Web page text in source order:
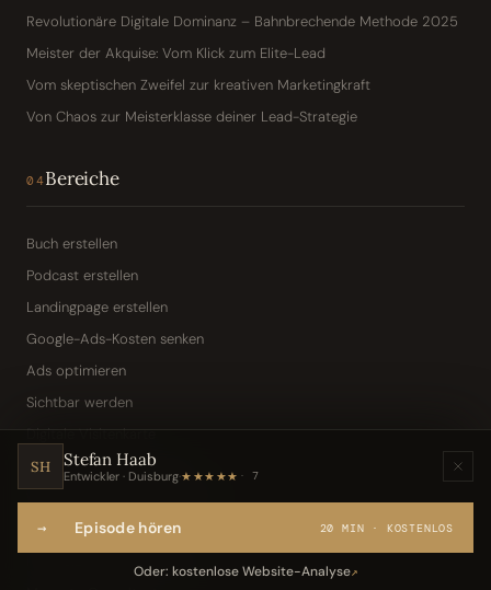
Revolutionäre Digitale Dominanz – Bahnbrechende Methode 2025
Meister der Akquise: Vom Klick zum Elite-Lead
Vom skeptischen Zweifel zur kreativen Marketingkraft
Von Chaos zur Meisterklasse deiner Lead-Strategie
04Bereiche
Buch erstellen
Podcast erstellen
Landingpage erstellen
Google-Ads-Kosten senken
Ads optimieren
Sichtbar werden
Digitale Visitenkarte
KI-Assistent (Toni · Jarvis)
Webseite per Sprache
SH Stefan Haab
Entwickler · Duisburg·★★★★★ 7
→ Episode hören 20 MIN · KOSTENLOS
Oder: kostenlose Website-Analyse↗